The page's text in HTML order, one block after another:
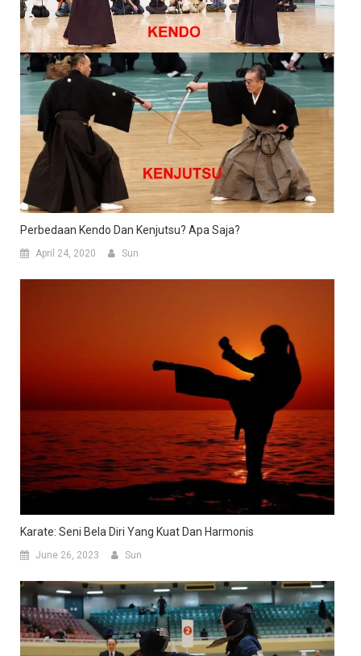
Perbedaan Kendo Dan Kenjutsu? Apa Saja?
April 24, 2020 Sun
Karate: Seni Bela Diri Yang Kuat Dan Harmonis
June 26, 2023 Sun